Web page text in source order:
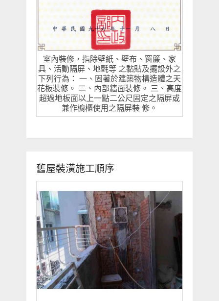
室內裝修，指除壁紙、壁布、窗簾、家
具、活動隔屏、地氈等 之黏貼及擺設外之
下列行為： 一、固著於建築物構造體之天
花板裝修。 二、內部牆面裝修。 三、高度
超過地板面以上一點二公尺固定之隔屏或
兼作櫥櫃使用之隔屏裝 修。
舊屋裝潢施工順序